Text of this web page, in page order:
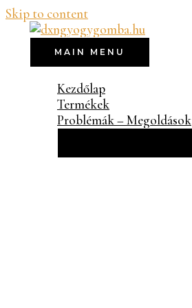
Skip to content
MAIN MENU
Kezdőlap
Termékek
Problémák – Megoldások